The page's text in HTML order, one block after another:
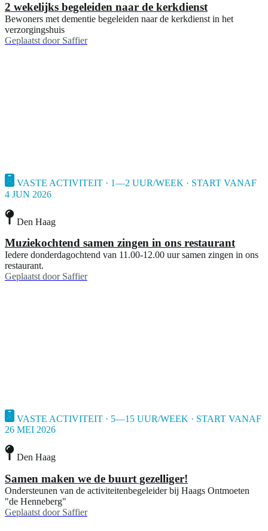
2 wekelijks begeleiden naar de kerkdienst
Bewoners met dementie begeleiden naar de kerkdienst in het
verzorgingshuis
Geplaatst door Saffier
VASTE ACTIVITEIT · 1—2 UUR/WEEK · START VANAF
4 JUN 2026
Den Haag
Muziekochtend samen zingen in ons restaurant
Iedere donderdagochtend van 11.00-12.00 uur samen zingen in ons
restaurant.
Geplaatst door Saffier
VASTE ACTIVITEIT · 5—15 UUR/WEEK · START VANAF
26 MEI 2026
Den Haag
Samen maken we de buurt gezelliger!
Ondersteunen van de activiteitenbegeleider bij Haags Ontmoeten
"de Henneberg"
Geplaatst door Saffier